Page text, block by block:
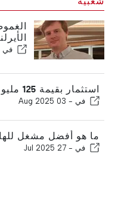
في
استثمار بقيمة 125 مليون يورو في تطوير الغارف
في - 03 Aug 2025
ما هو أفضل مشغل
في - 27 Jul 2025